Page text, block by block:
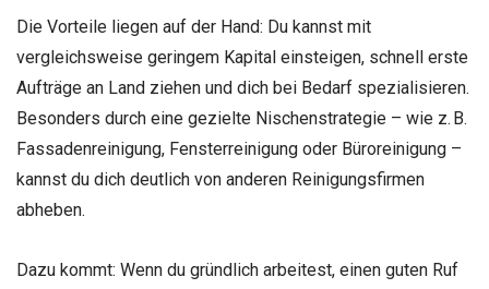
Die Vorteile liegen auf der Hand: Du kannst mit
vergleichsweise geringem Kapital einsteigen, schnell erste
Aufträge an Land ziehen und dich bei Bedarf spezialisieren.
Besonders durch eine gezielte Nischenstrategie – wie z. B.
Fassadenreinigung, Fensterreinigung oder Büroreinigung –
kannst du dich deutlich von anderen Reinigungsfirmen
abheben.
Dazu kommt: Wenn du gründlich arbeitest, einen guten Ruf